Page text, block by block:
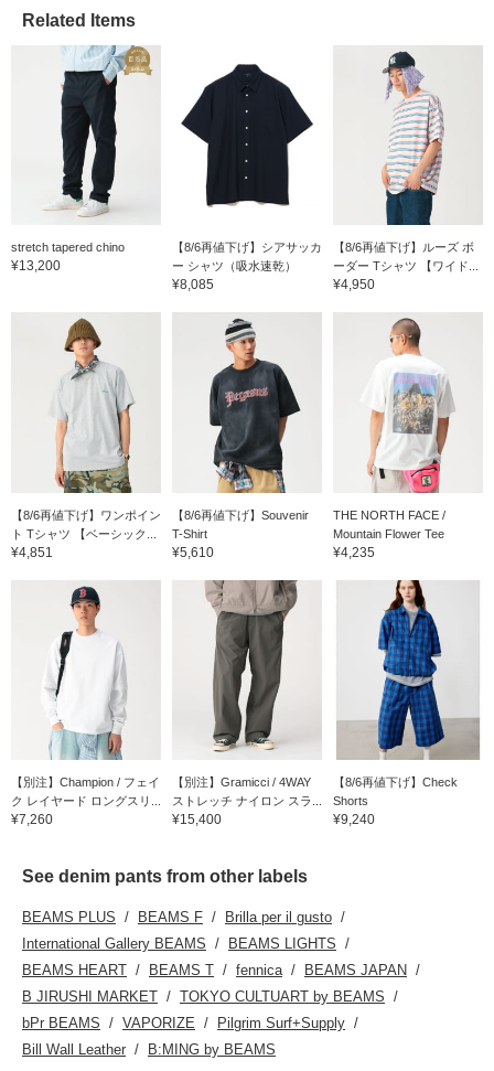
Related Items
stretch tapered chino
¥13,200
【8/6再値下げ】シアサッカ
ー シャツ（吸水速乾）
¥8,085
【8/6再値下げ】ルーズ ボ
ーダー Tシャツ 【ワイド...
¥4,950
【8/6再値下げ】ワンポイン
ト Tシャツ 【ベーシック...
¥4,851
【8/6再値下げ】Souvenir
T-Shirt
¥5,610
THE NORTH FACE /
Mountain Flower Tee
¥4,235
【別注】Champion / フェイ
ク レイヤード ロングスリ...
¥7,260
【別注】Gramicci / 4WAY
ストレッチ ナイロン スラ...
¥15,400
【8/6再値下げ】Check
Shorts
¥9,240
See denim pants from other labels
BEAMS PLUS BEAMS F
Brilla per il gusto
International Gallery BEAMS
BEAMS LIGHTS
BEAMS HEART
BEAMS T fennica
BEAMS JAPAN
B JIRUSHI MARKET
TOKYO CULTUART by BEAMS
bPr BEAMS
VAPORIZE
Pilgrim Surf+Supply
Bill Wall Leather
B:MING by BEAMS